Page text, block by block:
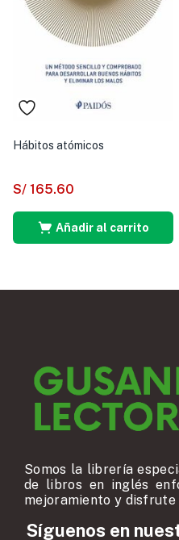
Hábitos atómicos
S/ 165.60
Añadir al carrito
Somos la librería
de libros en inglés
mejoramiento y disfrute
Síguenos en